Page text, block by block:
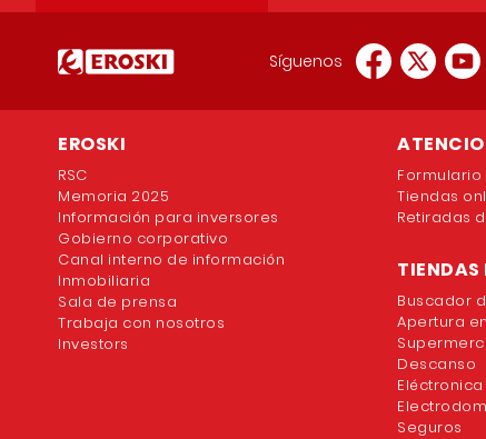
Síguenos
EROSKI
RSC
Memoria 2025
Información para inversores
Gobierno corporativo
Canal interno de información
Inmobiliaria
Sala de prensa
Trabaja con nosotros
Investors
Tiendas
Retiradas
TIENDAS
Buscador
Apertura
Descanso
Eléctronica
Seguros